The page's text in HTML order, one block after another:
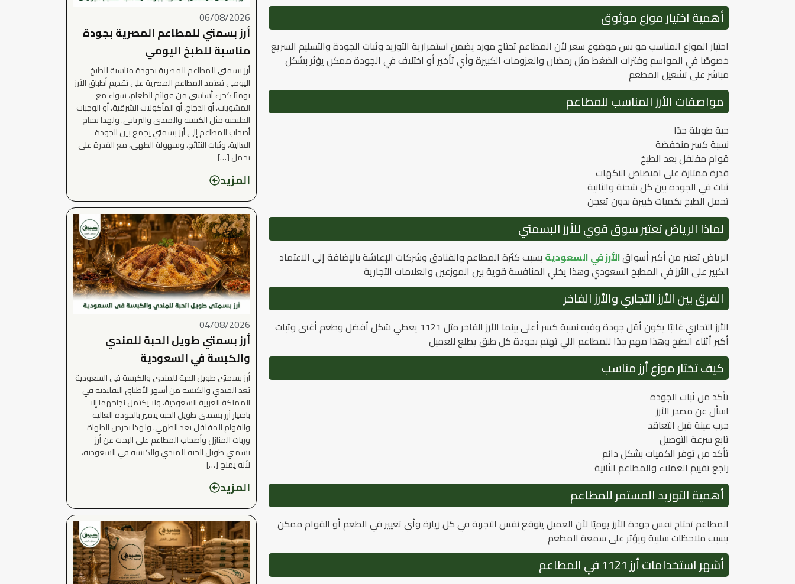
06/08/2026
أرز بسمتي للمطاعم المصرية بجودة
مناسبة للطبخ اليومي
أرز بسمتي للمطاعم المصرية بجودة مناسبة للطبخ
اليومي تعتمد المطاعم المصرية على تقديم أطباق الأرز
يوميًا كجزء أساسي من قوائم الطعام، سواء مع
المشويات، أو الدجاج، أو المأكولات الشرقية، أو الوجبات
الخليجية مثل الكبسة والمندي والبرياني. ولهذا يحتاج
أصحاب المطاعم إلى أرز بسمتي يجمع بين الجودة
العالية، وثبات النتائج، وسهولة الطهي، مع القدرة على
تحمل […]
المزيد
04/08/2026
أرز بسمتي طويل الحبة للمندي
والكبسة في السعودية
أرز بسمتي طويل الحبة للمندي والكبسة في السعودية
يُعد المندي والكبسة من أشهر الأطباق التقليدية في
المملكة العربية السعودية، ولا يكتمل نجاحهما إلا
باختيار أرز بسمتي طويل الحبة يتميز بالجودة العالية
والقوام المفلفل بعد الطهي. ولهذا يحرص الطهاة
وربات المنازل وأصحاب المطاعم على البحث عن أرز
بسمتي طويل الحبة للمندي والكبسة في السعودية،
لأنه يمنح […]
المزيد
أهمية اختيار موزع موثوق
اختيار الموزع المناسب مو بس موضوع سعر لأن المطاعم تحتاج مورد يضمن استمرارية التوريد وثبات الجودة والتسليم السريع
خصوصًا في المواسم وفترات الضغط مثل رمضان والعزومات الكبيرة وأي تأخير أو اختلاف في الجودة ممكن يؤثر بشكل
مباشر على تشغيل المطعم
مواصفات الأرز المناسب للمطاعم
حبة طويلة جدًا
نسبة كسر منخفضة
قوام مفلفل بعد الطبخ
قدرة ممتازة على امتصاص النكهات
ثبات في الجودة بين كل شحنة والثانية
تحمل الطبخ بكميات كبيرة بدون تعجن
لماذا الرياض تعتبر سوق قوي للأرز البسمتي
الرياض تعتبر من أكبر أسواقالأرز في السعودية بسبب كثرة المطاعم والفنادق وشركات الإعاشة بالإضافة إلى الاعتماد
الكبير على الأرز في المطبخ السعودي وهذا يخلي المنافسة قوية بين الموزعين والعلامات التجارية
الفرق بين الأرز التجاري والأرز الفاخر
الأرز التجاري غالبًا يكون أقل جودة وفيه نسبة كسر أعلى بينما الأرز الفاخر مثل 1121 يعطي شكل أفضل وطعم أغنى وثبات
أكبر أثناء الطبخ وهذا مهم جدًا للمطاعم اللي تهتم بجودة كل طبق يطلع للعميل
كيف تختار موزع أرز مناسب
تأكد من ثبات الجودة
اسأل عن مصدر الأرز
جرب عينة قبل التعاقد
تابع سرعة التوصيل
تأكد من توفر الكميات بشكل دائم
راجع تقييم العملاء والمطاعم الثانية
أهمية التوريد المستمر للمطاعم
المطاعم تحتاج نفس جودة الأرز يوميًا لأن العميل يتوقع نفس التجربة في كل زيارة وأي تغيير في الطعم أو القوام ممكن
يسبب ملاحظات سلبية ويؤثر على سمعة المطعم
أشهر استخدامات أرز 1121 في المطاعم